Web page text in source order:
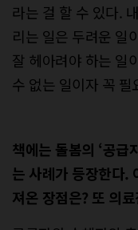
라는 걸 할 수 있다.
리는 일은 두려운 일
잘 헤아려야 하는 일
수 없는 일이자 꼭 필
책에는 돌봄의 ‘공급
는 사례가 등장한다.
져온 장점은? 또 의